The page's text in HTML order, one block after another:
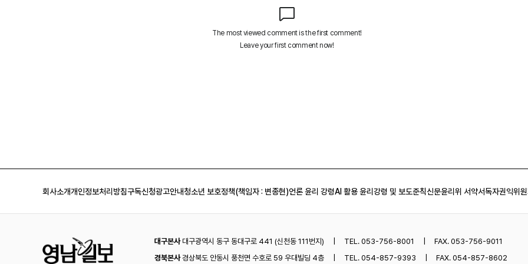
회사소개개인정보처리방침구독신청광고안내청소년 보호정책(책임자 : 변종현)언론 윤리 강령AI 활용 윤리강령 및 보도준칙신문윤리위 서약서독자권익위
대구본사대구광역시 동구 동대구로 441 (신천동 111번지) TEL. 053-756-8001
FAX. 053-756-9011
경북본사경상북도 안동시 풍천면 수호로 59 우대빌딩 4층 TEL. 054-857-9393 FAX. 054-857-8602